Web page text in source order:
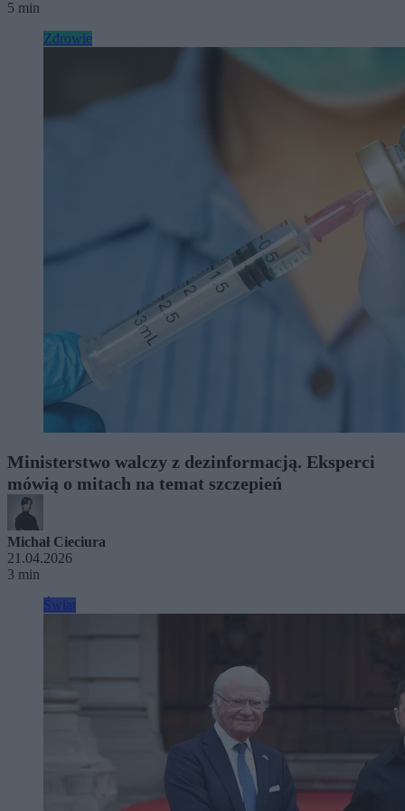
5 min
Zdrowie
Ministerstwo walczy z dezinformacją. Eksperci
mówią o mitach na temat szczepień
Michał Cieciura
21.04.2026
3 min